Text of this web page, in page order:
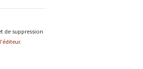
de suppression
.